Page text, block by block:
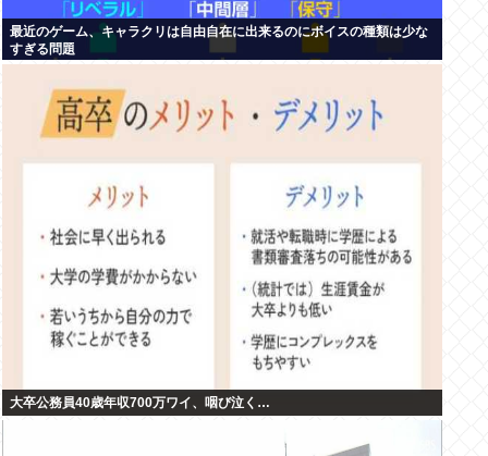
最近のゲーム、キャラクリは自由自在に出来るのにボイスの種類は少な
すぎる問題
大卒公務員40歳年収700万ワイ、咽び泣く…